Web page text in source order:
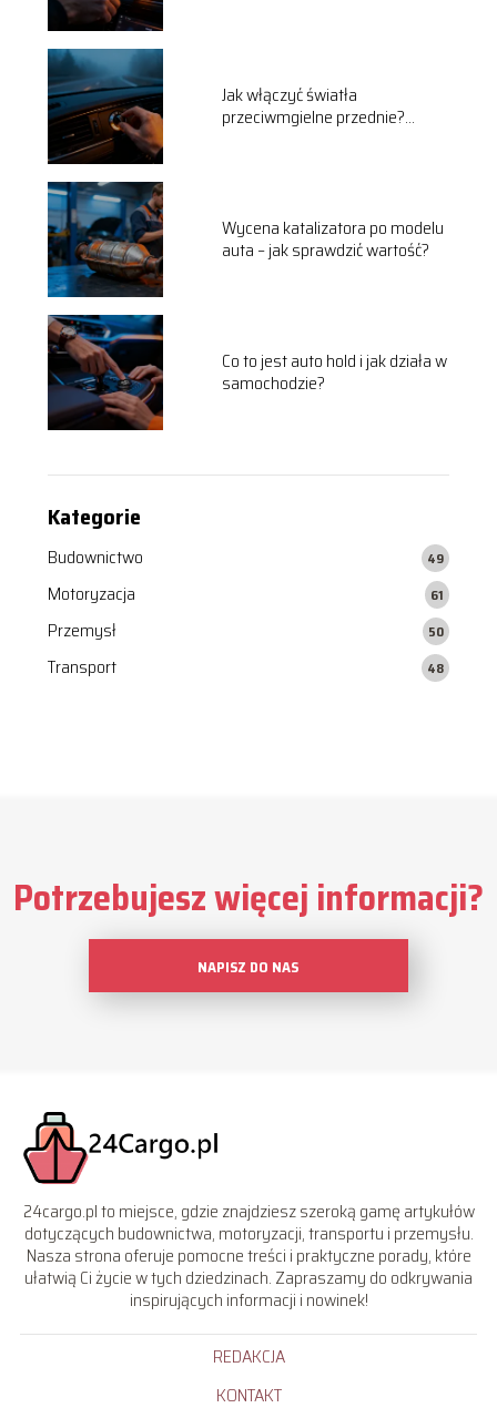
Jak włączyć światła
przeciwmgielne przednie?
Wycena katalizatora po modelu
auta – jak sprawdzić wartość?
Co to jest auto hold i jak działa w
samochodzie?
Kategorie
Budownictwo 49
Motoryzacja 61
Przemysł 50
Transport 48
Potrzebujesz więcej informacji?
NAPISZ DO NAS
24cargo.pl to miejsce, gdzie znajdziesz szeroką gamę artykułów
dotyczących budownictwa, motoryzacji, transportu i przemysłu.
Nasza strona oferuje pomocne treści i praktyczne porady, które
ułatwią Ci życie w tych dziedzinach. Zapraszamy do odkrywania
inspirujących informacji i nowinek!
REDAKCJA
KONTAKT